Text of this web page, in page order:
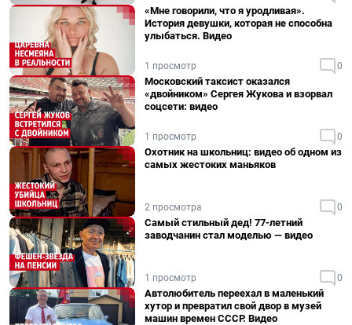
«Мне говорили, что я уродливая».
История девушки, которая не способна
улыбаться. Видео
1 просмотр 0
Московский таксист оказался
«двойником» Сергея Жукова и взорвал
соцсети: видео
1 просмотр 0
Охотник на школьниц: видео об одном из
самых жестоких маньяков
2 просмотра 0
Самый стильный дед! 77-летний
заводчанин стал моделью — видео
1 просмотр 0
Автолюбитель переехал в маленький
хутор и превратил свой двор в музей
машин времен СССР. Видео